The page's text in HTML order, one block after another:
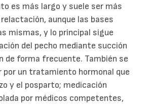
es más largo y suele ser más
aunque las bases
mismas, y lo principal sigue
del pecho mediante succión
de forma frecuente. También se
por un tratamiento hormonal que
y el posparto; medicación
por médicos competentes,